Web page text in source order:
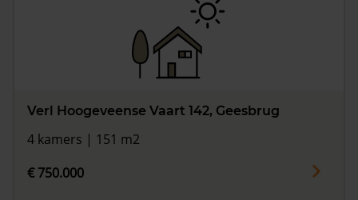
Verl Hoogeveense Vaart 142, Geesbrug
4 kamers | 151 m2
€ 750.000